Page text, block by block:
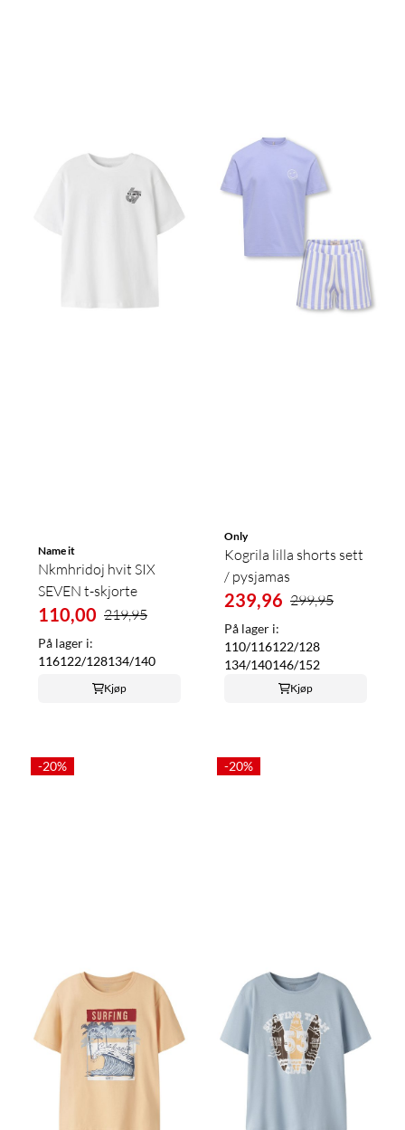
Name it
Nkmhridoj hvit SIX
SEVEN t-skjorte
110,00 219,95
På lager i:
116122/128134/140
Kjøp
Only
Kogrila lilla shorts sett
/ pysjamas
239,96 299,95
På lager i:
110/116122/128
134/140146/152
Kjøp
-20% -20%